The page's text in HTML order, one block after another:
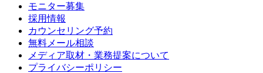
モニター募集
採用情報
カウンセリング予約
無料メール相談
メディア取材・業務提案について
プライバシーポリシー